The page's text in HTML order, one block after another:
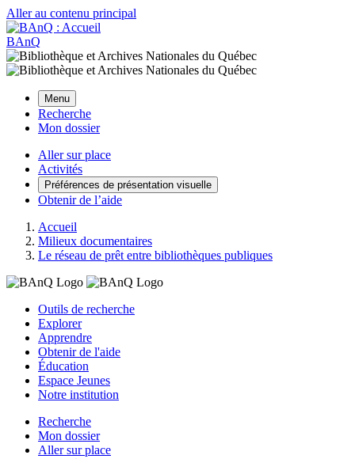
Aller au contenu principal
BAnQ
Menu
Recherche
Mon dossier
Aller sur place
Activités
Préférences de présentation visuelle
Obtenir de l’aide
Accueil
Milieux documentaires
Le réseau de prêt entre bibliothèques publiques
Outils de recherche
Explorer
Apprendre
Obtenir de l'aide
Éducation
Espace Jeunes
Notre institution
Recherche
Mon dossier
Aller sur place